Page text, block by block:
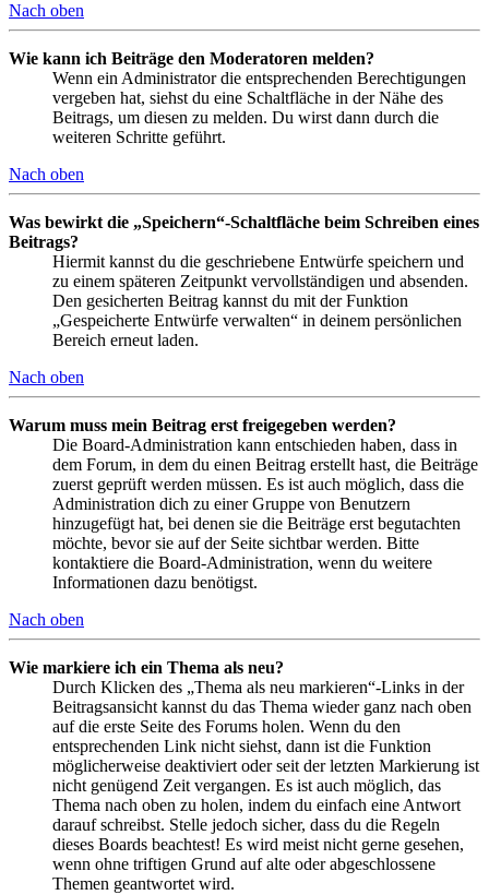
Nach oben
Wie kann ich Beiträge den Moderatoren melden?
Wenn ein Administrator die entsprechenden Berechtigungen
vergeben hat, siehst du eine Schaltfläche in der Nähe des
Beitrags, um diesen zu melden. Du wirst dann durch die
weiteren Schritte geführt.
Nach oben
Was bewirkt die „Speichern“-Schaltfläche beim Schreiben eines
Beitrags?
Hiermit kannst du die geschriebene Entwürfe speichern und
zu einem späteren Zeitpunkt vervollständigen und absenden.
Den gesicherten Beitrag kannst du mit der Funktion
„Gespeicherte Entwürfe verwalten“ in deinem persönlichen
Bereich erneut laden.
Nach oben
Warum muss mein Beitrag erst freigegeben werden?
Die Board-Administration kann entschieden haben, dass in
dem Forum, in dem du einen Beitrag erstellt hast, die Beiträge
zuerst geprüft werden müssen. Es ist auch möglich, dass die
Administration dich zu einer Gruppe von Benutzern
hinzugefügt hat, bei denen sie die Beiträge erst begutachten
möchte, bevor sie auf der Seite sichtbar werden. Bitte
kontaktiere die Board-Administration, wenn du weitere
Informationen dazu benötigst.
Nach oben
Wie markiere ich ein Thema als neu?
Durch Klicken des „Thema als neu markieren“-Links in der
Beitragsansicht kannst du das Thema wieder ganz nach oben
auf die erste Seite des Forums holen. Wenn du den
entsprechenden Link nicht siehst, dann ist die Funktion
möglicherweise deaktiviert oder seit der letzten Markierung ist
nicht genügend Zeit vergangen. Es ist auch möglich, das
Thema nach oben zu holen, indem du einfach eine Antwort
darauf schreibst. Stelle jedoch sicher, dass du die Regeln
dieses Boards beachtest! Es wird meist nicht gerne gesehen,
wenn ohne triftigen Grund auf alte oder abgeschlossene
Themen geantwortet wird.